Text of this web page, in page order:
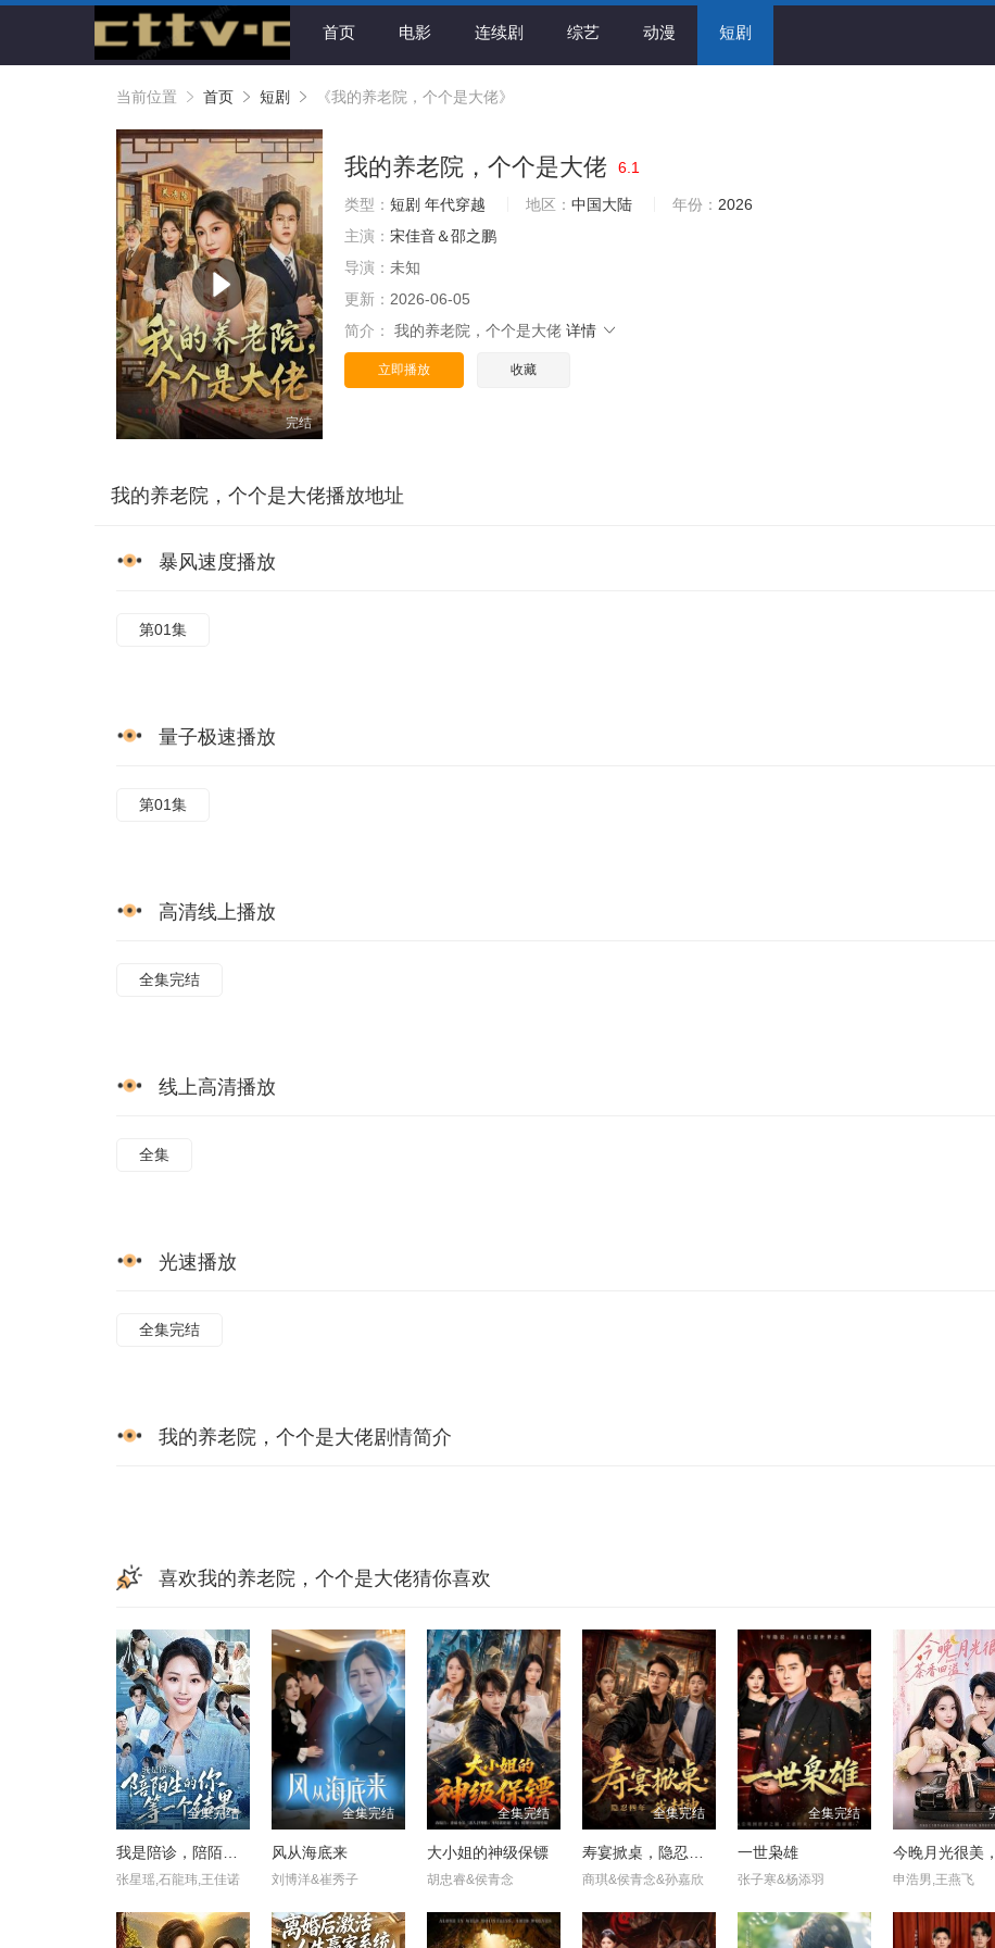
首页 电影 连续剧 综艺 动漫 短剧
当前位置 首页 短剧 《我的养老院，个个是大佬》
完结
我的养老院，个个是大佬 6.1
类型： 短剧 年代穿越 地区： 中国大陆 年份： 2026
主演： 宋佳音＆邵之鹏
导演： 未知
更新： 2026-06-05
简介：
我的养老院，个个是大佬 详情
立即播放 收藏
我的养老院，个个是大佬播放地址
暴风速度播放
第01集
量子极速播放
第01集
高清线上播放
全集完结
线上高清播放
全集
光速播放
全集完结
我的养老院，个个是大佬剧情简介
喜欢我的养老院，个个是大佬猜你喜欢
全集完结
我是陪诊，陪陌生的你等一个结果
张星瑶,石龍玮,王佳诺
全集完结
风从海底来
刘博洋&崔秀子
全集完结
大小姐的神级保镖
胡忠睿&侯青念
全集完结
寿宴掀桌，隐忍四年我封神
商琪&侯青念&孙嘉欣
全集完结
一世枭雄
张子寒&杨添羽 申浩男,王燕飞